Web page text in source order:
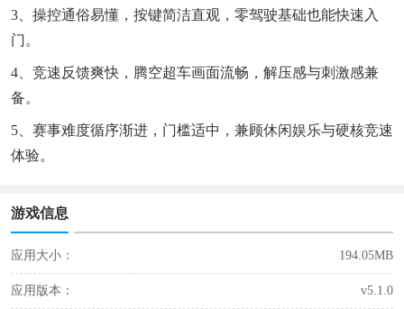
3、操控通俗易懂，按键简洁直观，零驾驶基础也能快速入
门。
4、竞速反馈爽快，腾空超车画面流畅，解压感与刺激感兼
备。
5、赛事难度循序渐进，门槛适中，兼顾休闲娱乐与硬核竞速
体验。
游戏信息
应用大小： 194.05MB
应用版本： v5.1.0